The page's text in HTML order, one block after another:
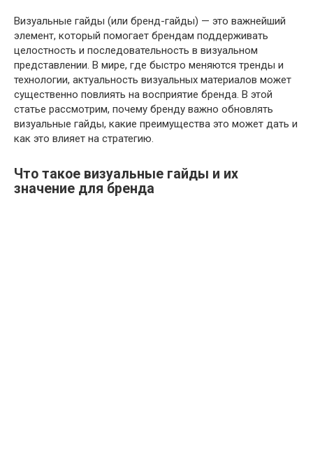
Визуальные гайды (или бренд-гайды) — это важнейший
элемент, который помогает брендам поддерживать
целостность и последовательность в визуальном
представлении. В мире, где быстро меняются тренды и
технологии, актуальность визуальных материалов может
существенно повлиять на восприятие бренда. В этой
статье рассмотрим, почему бренду важно обновлять
визуальные гайды, какие преимущества это может дать и
как это влияет на стратегию.
Что такое визуальные гайды и их
значение для бренда